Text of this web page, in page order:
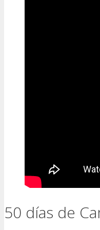
50 días de